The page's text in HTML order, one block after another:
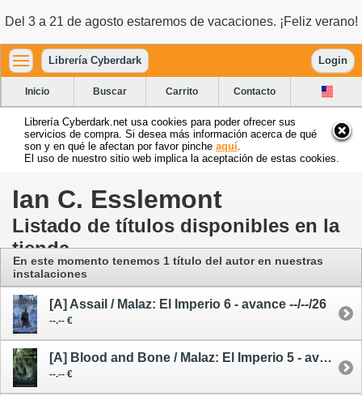
Del 3 a 21 de agosto estaremos de vacaciones. ¡Feliz verano!
Librería Cyberdark Login
Inicio Buscar Carrito Contacto
Librería Cyberdark.net usa cookies para poder ofrecer sus
servicios de compra. Si desea más información acerca de qué
son y en qué le afectan por favor pinche aquí
El uso de nuestro sitio web implica la aceptación de estas cookies.
Ian C. Esslemont
Listado de títulos disponibles en la
tienda
En este momento tenemos 1 título del autoren nuestras
instalaciones
[A] Assail / Malaz: El Imperio 6 - avance --/--/26
--.-- €
[A] Blood and Bone / Malaz: El Imperio 5 - avance --/--/26
--.-- €